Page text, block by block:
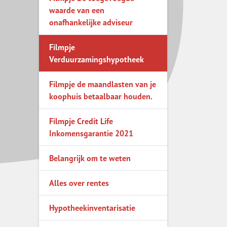
waarde van een
onafhankelijke adviseur
Filmpje
Verduurzamingshypotheek
Filmpje de maandlasten van je
koophuis betaalbaar houden.
Filmpje Credit Life
Inkomensgarantie 2021
Belangrijk om te weten
Alles over rentes
Hypotheekinventarisatie